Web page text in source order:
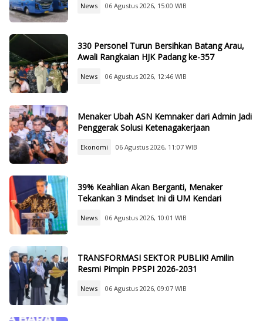
News 06 Agustus 2026, 15:00 WIB
330 Personel Turun Bersihkan Batang Arau,
Awali Rangkaian HJK Padang ke-357
News 06 Agustus 2026, 12:46 WIB
Menaker Ubah ASN Kemnaker dari Admin Jadi
Penggerak Solusi Ketenagakerjaan
Ekonomi 06 Agustus 2026, 11:07 WIB
39% Keahlian Akan Berganti, Menaker
Tekankan 3 Mindset Ini di UM Kendari
News 06 Agustus 2026, 10:01 WIB
TRANSFORMASI SEKTOR PUBLIK! Amilin
Resmi Pimpin PPSPI 2026-2031
News 06 Agustus 2026, 09:07 WIB